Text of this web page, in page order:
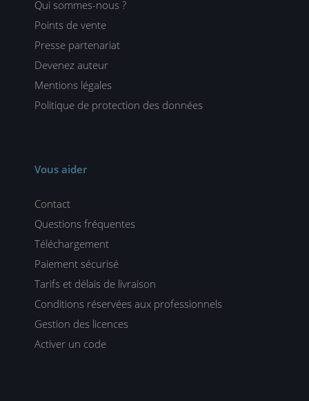
Qui sommes-nous ?
Points de vente
Presse partenariat
Devenez auteur
Mentions légales
Politique de protection des données
Vous aider
Contact
Questions fréquentes
Téléchargement
Paiement sécurisé
Tarifs et délais de livraison
Conditions réservées aux professionnels
Gestion des licences
Activer un code